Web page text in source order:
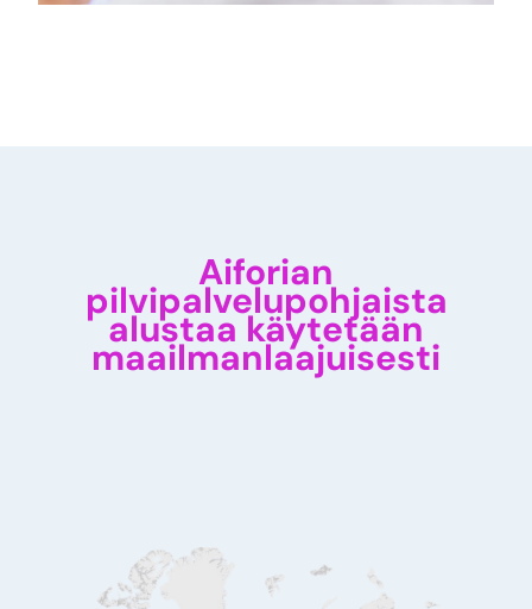
Aiforian
pilvipalvelupohjaista
alustaa käytetään
maailmanlaajuisesti